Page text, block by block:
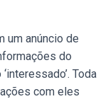
um anúncio de
do
Toda
com eles